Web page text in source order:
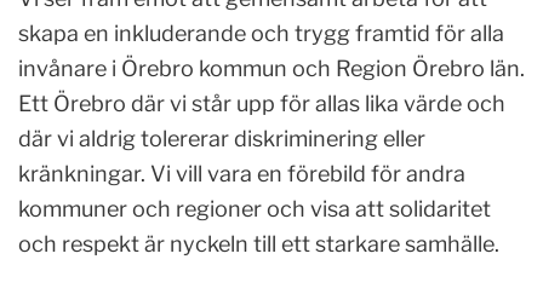
skapa en inkluderande och trygg framtid för alla
invånare i Örebro kommun och Region Örebro län.
Ett Örebro där vi står upp för allas lika värde och
där vi aldrig tolererar diskriminering eller
kränkningar. Vi vill vara en förebild för andra
kommuner och regioner och visa att solidaritet
och respekt är nyckeln till ett starkare samhälle.